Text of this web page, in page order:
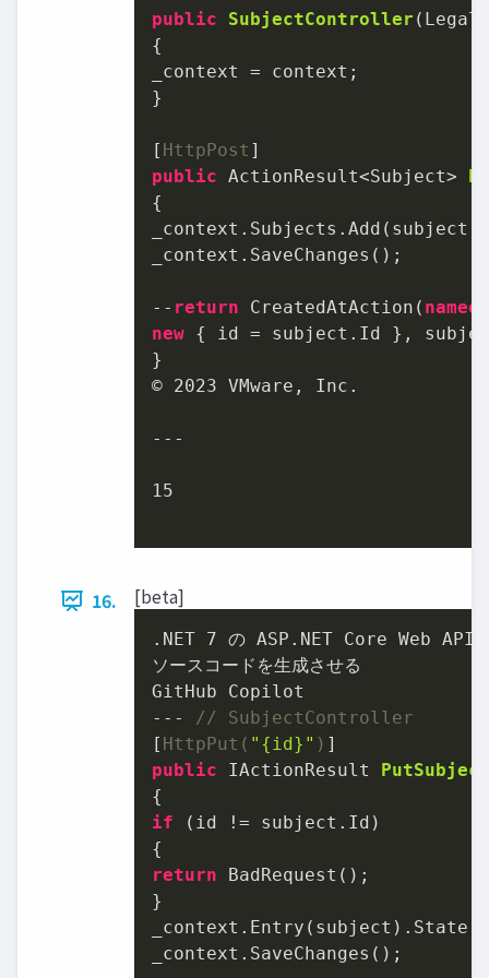
public SubjectController (
{
_context = context;
}
[ HttpPost
public ActionResult<Subject>
{
_context.Subjects.Add(subject);
_context.SaveChanges();
-- return CreatedAtAction( nameof
new { id = subject.Id },
}
© 2023 VMware, Inc.
---
15
16. [beta]
.NET 7 の ASP.NET Core Web API
ソースコードを⽣成させる
GitHub Copilot
--- // SubjectController
[ HttpPut( "{id}" )
public IActionResult
PutSubject
if (id != subject.Id)
return BadRequest();
}
_context.Entry(subject).State
_context.SaveChanges();